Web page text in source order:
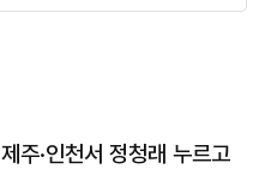
주·인천서 정청래 누르고